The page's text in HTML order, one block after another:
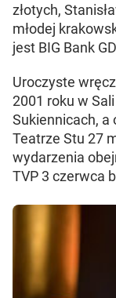
złotych,
młodej
jest BIG Bank
Uroczyste
2001 roku w
Sukiennicach, a
Teatrze Stu 27
wydarzenia
TVP 3 czerwca